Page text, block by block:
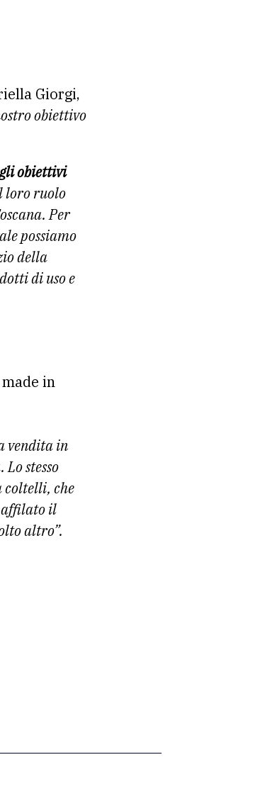
Giorgi,
obiettivo
obiettivi
loro ruolo
Per
possiamo
della
di uso e
in
vendita in
stesso
coltelli, che
affilato il
altro”.